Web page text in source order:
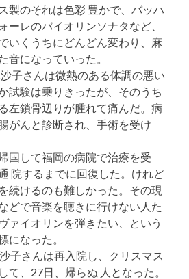
製のそれは色彩 豊かで、バッハ
ーレのバイオリンソナタなど、
いくうちにどんどん変わり、麻
音になっていった。
子さんは微熱のある体調の悪い
試験は乗りきったが、そのうち
左鎖骨辺りが腫れて痛んだ。病
がんと診断され、手術を受け
国して福岡の病院で治療を受
院するまでに回復した。けれど
続けるのも難しかった。その現
どで音楽を聴きに行けない人た
ァイオリンを弾きたい、という
になった。
子さんは再入院し、クリスマス
て、27日、帰らぬ 人となった。